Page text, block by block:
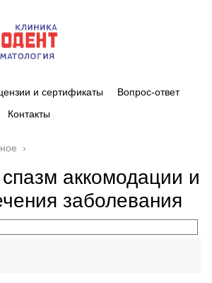
и сертификаты
Вопрос-ответ
Контакты
›
аккомодации и
заболевания